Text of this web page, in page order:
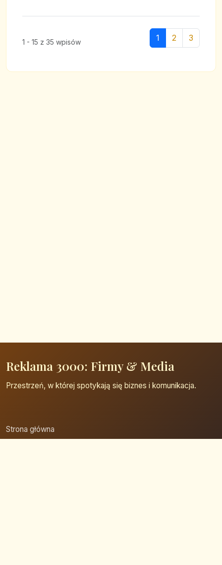
1 - 15 z 35 wpisów 1 2 3
Reklama 3000: Firmy & Media
Przestrzeń, w której spotykają się biznes i komunikacja.
Strona główna